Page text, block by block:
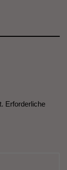
Erforderliche